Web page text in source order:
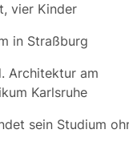
vier Kinder
in Straßburg
Architektur am
Karlsruhe
sein Studium